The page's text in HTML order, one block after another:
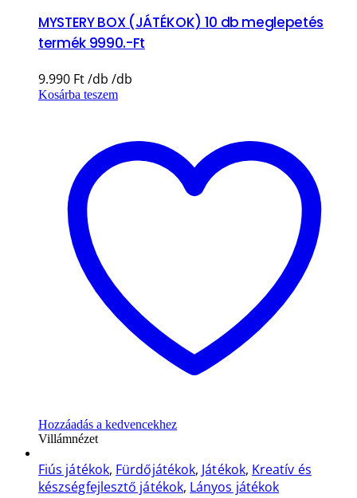
MYSTERY BOX (JÁTÉKOK) 10 db meglepetés
termék 9990.-Ft
9.990 Ft
Kosárba teszem
Hozzáadás a kedvencekhez
Villámnézet
Fiús játékok, Fürdőjátékok, Játékok, Kreatív és
készségfejlesztő játékok, Lányos játékok